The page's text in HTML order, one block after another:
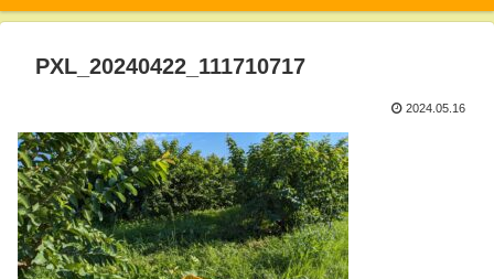
PXL_20240422_111710717
2024.05.16